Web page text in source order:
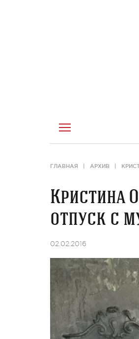
ГЛАВНАЯ АРХИВ
Кристина
отпуск с
02.02.2016